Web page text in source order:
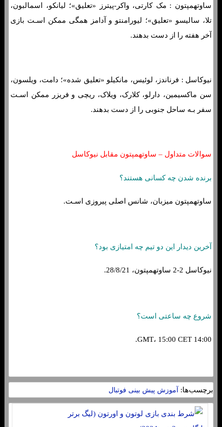
ساوتهمپتون : مک کارتی، واکر-پیترز «تعلیق»؛ لیانکو، اسمالبون،
تلا، سالیسو «تعلیق»؛ لیورامنتو و آدامز همگی ممکن اسـت بازی
آخر هفته را از دست بدهند.
نیوکاسل : فرناندز، لوئیس، مانکیلو «تعلیق شده»؛ دامت، ویلسون،
سن ماکسیمین، دارلو، کلارک، ویلاک، ریچی و فریزر ممکن اسـت
سفر بـه ساحل جنوبی را از دست بدهند.
سوالات متداول – ساوتهمپتون مقابل نیوکاسل
برنده شدن چه کسانی هستند؟
ساوتهمپتون میزبان، شانس اصلی پیروزی اسـت.
آخرین دیدار این دو تیم چه امتیازی بود؟
نیوکاسل 2-2 ساوتهمپتون، 28/8/21.
شروع چه ساعتی است؟
14:00 GMT، 15:00 CET.
برچسب‌ها: آموزش پیش بینی فوتبال